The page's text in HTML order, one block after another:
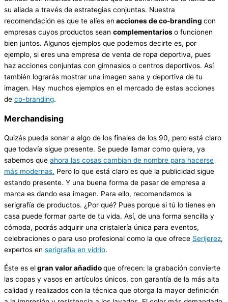
su aliada a través de estrategias conjuntas. Nuestra
recomendación es que te alíes en acciones de co-branding con
empresas cuyos productos sean complementarioso funcionen
bien juntos. Algunos ejemplos que podemos decirte es, por
ejemplo, si eres una empresa de venta de ropa deportiva, pues
haz acciones conjuntas con gimnasios o centros deportivos. Así
también lograrás mostrar una imagen sana y deportiva de tu
imagen. Hay muchos ejemplos en el mercado de estas acciones
de co-branding.
Merchandising
Quizás pueda sonar a algo de los finales de los 90, pero está claro
que todavía sigue presente. Se puede llamar como quiera, ya
sabemos que ahora las cosas cambian de nombre para hacerse
más modernas. Pero lo que está claro es que la publicidad sigue
estando presente. Y una buena forma de pasar de empresa a
marca es dando esa imagen. Para ello, recomendamos la
serigrafía de productos. ¿Por qué? Pues porque si tú lo tienes en
casa puede formar parte de tu vida. Así, de una forma sencilla y
cómoda, podrás adquirir una cristalería única para eventos,
celebraciones o para uso profesional como la que ofrece Serijerez,
expertos en serigrafía en vidrio.
Éste es elgran valor añadidoque ofrecen: la grabación convierte
las copas y vasos en artículos únicos, con garantía de la más alta
calidad y realizados con la técnica que otorga la mayor definición